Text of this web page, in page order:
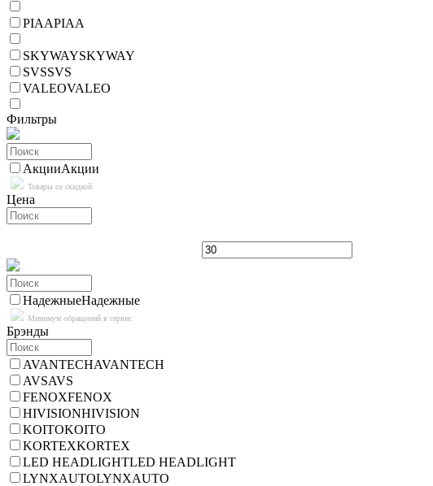
PIAAPIAA
SKYWAYSKYWAY
SVSSVS
VALEOVALEO
Фильтры
АкцииАкции
Товары со скидкой
Цена
НадежныеНадежные
Минимум обращений в сервис
Брэнды
AVANTECHAVANTECH
AVSAVS
FENOXFENOX
HIVISIONHIVISION
KOITOKOITO
KORTEXKORTEX
LED HEADLIGHTLED HEADLIGHT
LYNXAUTOLYNXAUTO